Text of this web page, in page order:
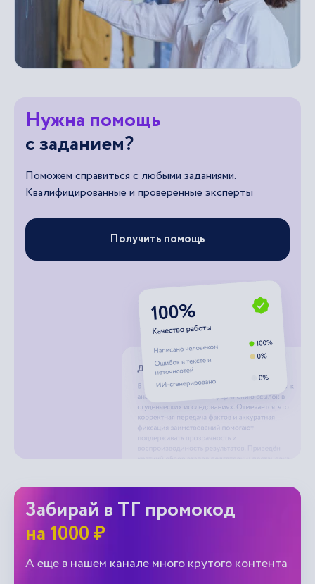
Нужна помощь
с заданием?
Поможем справиться с любыми заданиями.
Квалифицированные и проверенные эксперты
Получить помощь
Забирай в ТГ промокод
на 1000 ₽
А еще в нашем канале много крутого контента